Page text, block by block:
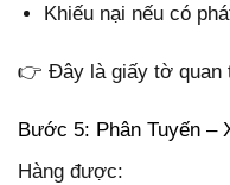
Khiếu nại nếu có
👉 Đây là giấy tờ quan
Bước 5: Phân Tuyến –
Hàng được: